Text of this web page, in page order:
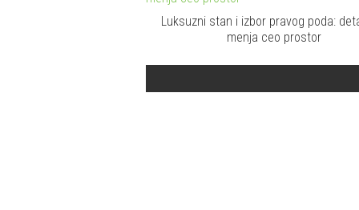
Luksuzni stan i izbor pravog poda:
menja ceo prostor